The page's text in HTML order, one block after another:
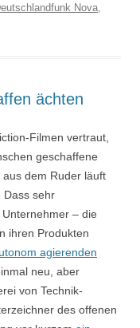
Nova,
ächten
Filmen vertraut,
geschaffene
aus dem Ruder läuft
Dass sehr
– die
ihren Produkten
agierenden
neu, aber
von Technik-
des offenen